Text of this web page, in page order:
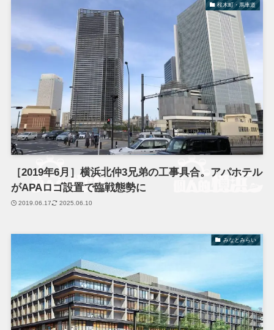
桜木町・馬車道
［2019年6月］横浜北仲3兄弟の工事具合。アパホテル
がAPAロゴ設置で臨戦態勢に
2019.06.17 2025.06.10
みなとみらい